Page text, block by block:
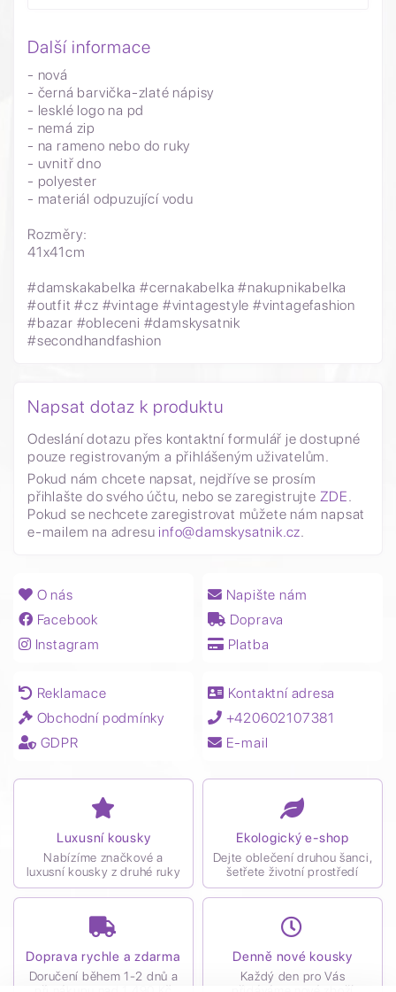
Další informace
- nová
- černá barvička-zlaté nápisy
- lesklé logo na pd
- nemá zip
- na rameno nebo do ruky
- uvnitř dno
- polyester
- materiál odpuzující vodu
Rozměry:
41x41cm
#damskakabelka #cernakabelka #nakupnikabelka
#outfit #cz #vintage #vintagestyle #vintagefashion
#bazar #obleceni #damskysatnik
#secondhandfashion
Napsat dotaz k produktu
Odeslání dotazu přes kontaktní formulář je dostupné
pouze registrovaným a přihlášeným uživatelům.
Pokud nám chcete napsat, nejdříve se prosím
přihlašte do svého účtu, nebo se zaregistrujte ZDE.
Pokud se nechcete zaregistrovat můžete nám napsat
e-mailem na adresu info@damskysatnik.cz.
O nás
Facebook
Instagram
Napište nám
Doprava
Platba
Reklamace
Obchodní podmínky
GDPR
Kontaktní adresa
+420602107381
E-mail
Luxusní kousky
Nabízíme značkové a
luxusní kousky z druhé ruky
Ekologický e-shop
Dejte oblečení druhou šanci,
šetřete životní prostředí
Doprava rychle a zdarma
Doručení během 1-2 dnů a
Denně nové kousky
Každý den pro Vás